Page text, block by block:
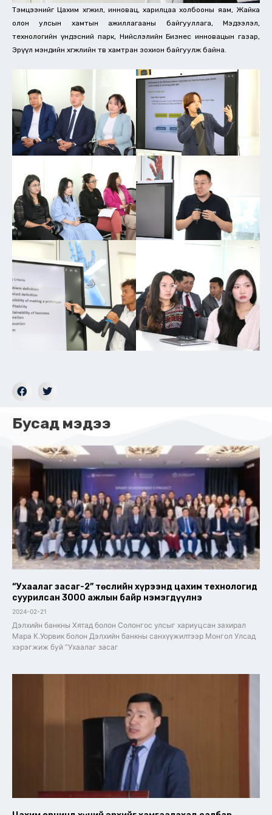
Тэмцээнийг Цахим хөгжил, инновац, харилцаа холбооны яам, Жайка
олон улсын хамтын ажиллагааны байгууллага, Мэдээлэл,
технологийн үндэсний парк, Нийслэлийн Бизнес инновацын газар,
Эрүүл мэндийн хөгжлийн төв хамтран зохион байгуулж байна.
Бусад мэдээ
“Ухаалаг засаг-2” төслийн хүрээнд цахим технологид
суурилсан 3000 ажлын байр нэмэгдүүлнэ
2024-02-21
Дэлхийн банкны Хятад болон Солонгос улсыг хариуцсан захирал
Мара К.Уорвик болон Дэлхийн банкны санхүүжилтээр Монгол Улсад
хэрэгжиж буй “Ухаалаг засаг